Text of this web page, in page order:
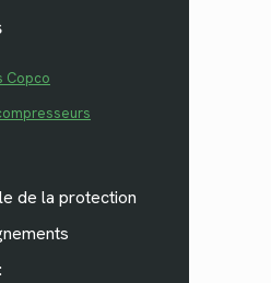
Copco
de la protection